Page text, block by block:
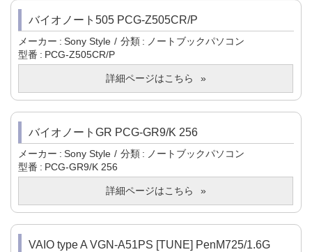
バイオノート505 PCG-Z505CR/P
メーカー Sony Style 分類
ノートブックパソコン
型番
PCG-Z505CR/P
詳細ページはこちら
バイオノートGR PCG-GR9/K 256
メーカー Sony Style 分類
ノートブックパソコン
型番
PCG-GR9/K 256
詳細ページはこちら
VAIO type A VGN-A51PS [TUNE] PenM725/1.6G